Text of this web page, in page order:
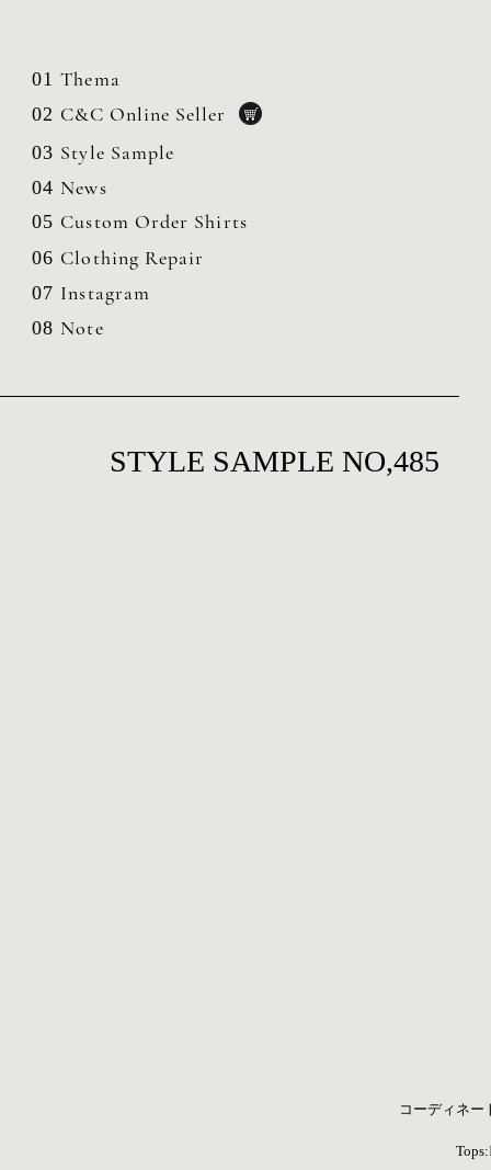
01 Thema
02 C&C Online Seller
03 Style Sample
04 News
05 Custom Order Shirts
06 Clothing Repair
07 Instagram
08 Note
STYLE SAMPLE NO,485
コーディネ
Tops: